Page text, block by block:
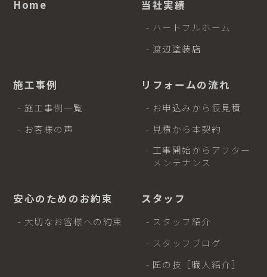
Home 当社実績
- ハートフルホーム
- 渡辺塗装店
施工事例
- 施工事例一覧
- お客様の声
リフォームの流れ
- お申込みから仮見積
- 見積から本契約
- 工事開始からアフター
メンテナンス
安心のためのお約束
- 大切なお客様への約束
スタッフ
- スタッフ紹介
- スタッフブログ
- 匠の技［職人紹介］